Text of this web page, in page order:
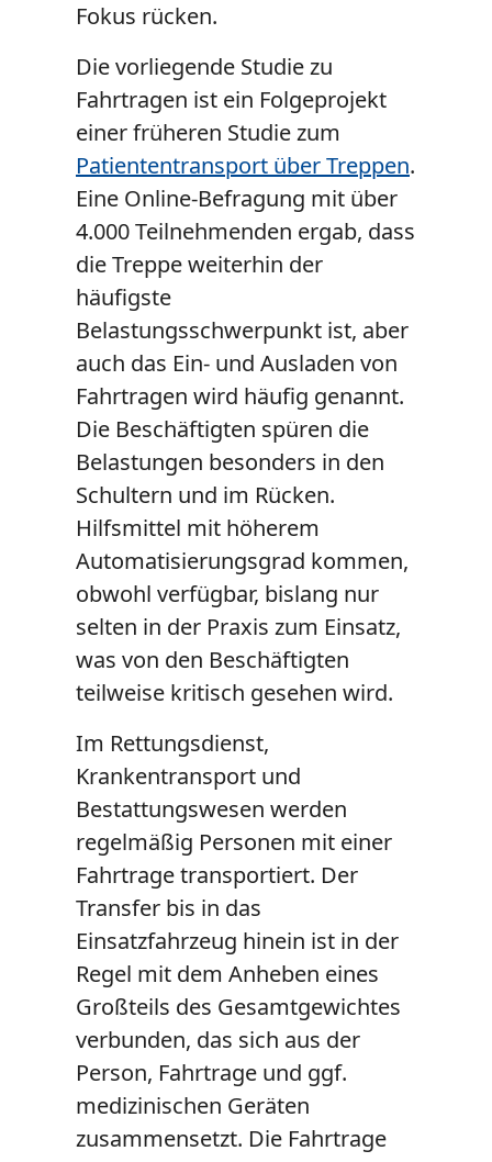
Fokus rücken.
Die vorliegende Studie zu
Fahrtragen ist ein Folgeprojekt
einer früheren Studie zum
Patiententransport über Treppen.
Eine Online-Befragung mit über
4.000 Teilnehmenden ergab, dass
die Treppe weiterhin der
häufigste
Belastungsschwerpunkt ist, aber
auch das Ein- und Ausladen von
Fahrtragen wird häufig genannt.
Die Beschäftigten spüren die
Belastungen besonders in den
Schultern und im Rücken.
Hilfsmittel mit höherem
Automatisierungsgrad kommen,
obwohl verfügbar, bislang nur
selten in der Praxis zum Einsatz,
was von den Beschäftigten
teilweise kritisch gesehen wird.
Im Rettungsdienst,
Krankentransport und
Bestattungswesen werden
regelmäßig Personen mit einer
Fahrtrage transportiert. Der
Transfer bis in das
Einsatzfahrzeug hinein ist in der
Regel mit dem Anheben eines
Großteils des Gesamtgewichtes
verbunden, das sich aus der
Person, Fahrtrage und ggf.
medizinischen Geräten
zusammensetzt. Die Fahrtrage